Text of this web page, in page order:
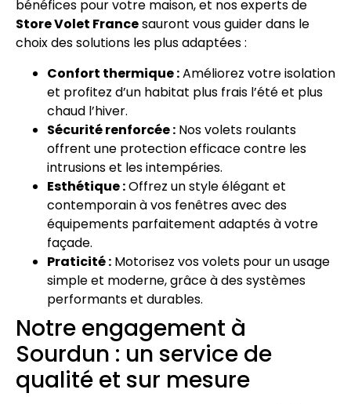
bénéfices pour votre maison, et nos experts de
Store Volet Francesauront vous guider dans le
choix des solutions les plus adaptées :
Confort thermique :Améliorez votre isolation
et profitez d’un habitat plus frais l’été et plus
chaud l’hiver.
Sécurité renforcée : Nos volets roulants
offrent une protection efficace contre les
intrusions et les intempéries.
Esthétique :Offrez un style élégant et
contemporain à vos fenêtres avec des
équipements parfaitement adaptés à votre
façade.
Praticité : Motorisez vos volets pour un usage
simple et moderne, grâce à des systèmes
performants et durables.
Notre engagement à
Sourdun : un service de
qualité et sur mesure